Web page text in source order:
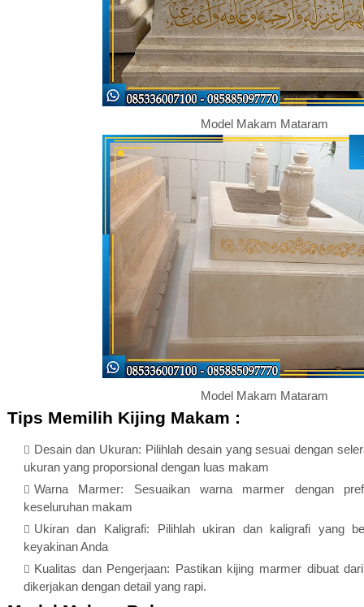
Model Makam Mataram
Model Makam Mataram
Tips Memilih Kijing Makam :
Desain dan Ukuran: Pilihlah desain yang sesuai dengan
ukuran yang proporsional dengan luas makam
Warna Marmer: Sesuaikan warna marmer dengan
keseluruhan makam
Ukiran dan Kaligrafi: Pilihlah ukiran dan kaligrafi yang
keyakinan Anda
Kualitas dan Pengerjaan: Pastikan kijing marmer dibuat
dikerjakan dengan detail yang rapi.